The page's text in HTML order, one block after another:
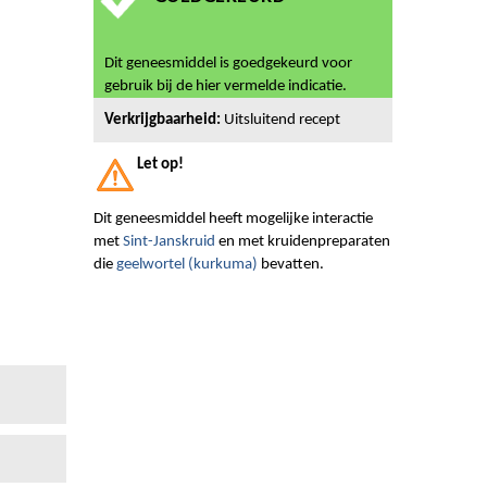
Dit geneesmiddel is goedgekeurd voor
gebruik bij de hier vermelde indicatie.
Verkrijgbaarheid: Uitsluitend recept
Let op!
Dit geneesmiddel heeft mogelijke interactie
met Sint-Janskruid en met kruidenpreparaten
die geelwortel (kurkuma) bevatten.